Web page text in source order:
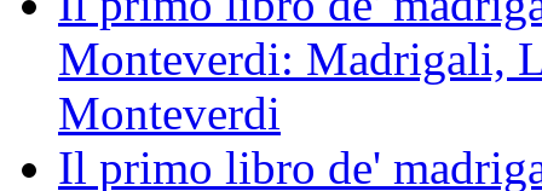
Monteverdi: Madrigali,
Monteverdi
Il primo libro de'